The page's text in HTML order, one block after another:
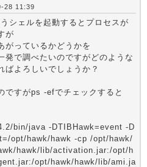
28 11:39
シェルを起動するとプロセスが
が
がっているかどうかを
発で調べたいのですがどのような
ばよろしいでしょうか？
ですがps -efでチェックすると
bin/java -DTIBHawk=event -D
opt/hawk/hawk -cp /opt/hawk/
hawk/lib/activation.jar:/opt/h
opt/hawk/hawk/lib/ami.ja